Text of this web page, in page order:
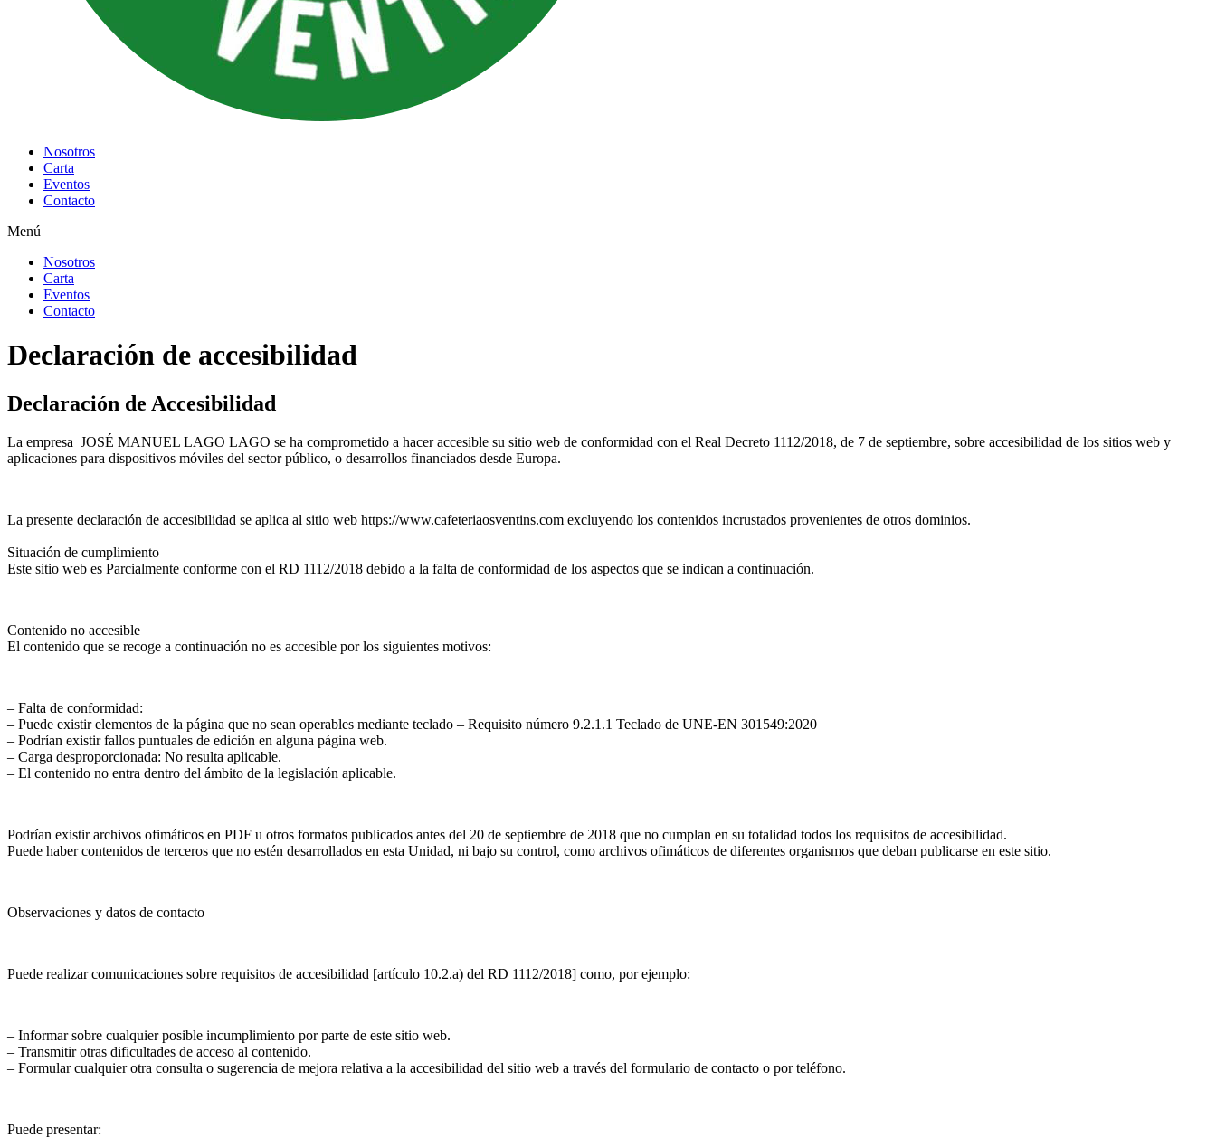
Nosotros
Carta
Eventos
Contacto
Menú
Nosotros
Carta
Eventos
Contacto
Declaración de accesibilidad
Declaración de Accesibilidad
La empresa JOSÉ MANUEL LAGO LAGO se ha comprometido a hacer accesible su sitio web de conformidad con el Real Decreto 1112/2018, de 7 de septiembre, sobre accesibilidad de los sitios web y
aplicaciones para dispositivos móviles del sector público, o desarrollos financiados desde Europa.
La presente declaración de accesibilidad se aplica al sitio web https://www.cafeteriaosventins.com excluyendo los contenidos incrustados provenientes de otros dominios.
Situación de cumplimiento
Este sitio web es Parcialmente conforme con el RD 1112/2018 debido a la falta de conformidad de los aspectos que se indican a continuación.
Contenido no accesible
El contenido que se recoge a continuación no es accesible por los siguientes motivos:
– Falta de conformidad:
– Puede existir elementos de la página que no sean operables mediante teclado – Requisito número 9.2.1.1 Teclado de UNE-EN 301549:2020
– Podrían existir fallos puntuales de edición en alguna página web.
– Carga desproporcionada: No resulta aplicable.
– El contenido no entra dentro del ámbito de la legislación aplicable.
Podrían existir archivos ofimáticos en PDF u otros formatos publicados antes del 20 de septiembre de 2018 que no cumplan en su totalidad todos los requisitos de accesibilidad.
Puede haber contenidos de terceros que no estén desarrollados en esta Unidad, ni bajo su control, como archivos ofimáticos de diferentes organismos que deban publicarse en este sitio.
Observaciones y datos de contacto
Puede realizar comunicaciones sobre requisitos de accesibilidad [artículo 10.2.a) del RD 1112/2018] como, por ejemplo:
– Informar sobre cualquier posible incumplimiento por parte de este sitio web.
– Transmitir otras dificultades de acceso al contenido.
– Formular cualquier otra consulta o sugerencia de mejora relativa a la accesibilidad del sitio web a través del formulario de contacto o por teléfono.
Puede presentar: